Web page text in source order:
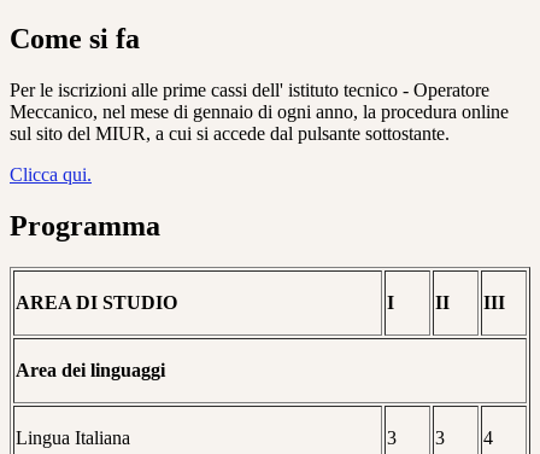
Come si fa
Per le iscrizioni alle prime cassi dell' istituto tecnico - Operatore
Meccanico, nel mese di gennaio di ogni anno, la procedura online
sul sito del MIUR, a cui si accede dal pulsante sottostante.
Clicca qui.
Programma
AREA DI STUDIO I II III
Area dei linguaggi
Lingua Italiana 3 3 4